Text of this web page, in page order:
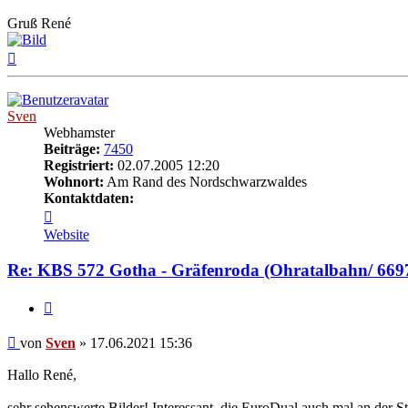
Gruß René
Sven
Webhamster
Beiträge: 7450
Registriert: 02.07.2005 12:20
Wohnort: Am Rand des Nordschwarzwaldes
Kontaktdaten:
von
Sven
Website
Re: KBS 572 Gotha - Gräfenroda (Ohratalbahn/
Beitrag
von Sven » 17.06.2021 15:36
Hallo René,